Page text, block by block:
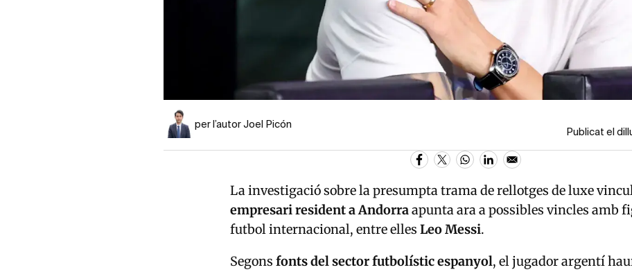
per l’autor Joel Picón
Publicat el
La investigació sobre la presumpta trama de rellotges de luxe
empresari resident a Andorraapunta ara a possibles vincles amb
futbol internacional, entre elles Leo Messi.
Segons fonts del sector futbolístic espanyol, el jugador argentí